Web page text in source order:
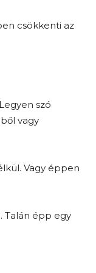
csökkenti az
szó
vagy
Vagy éppen
Talán épp egy